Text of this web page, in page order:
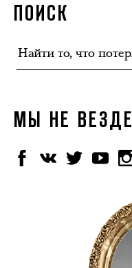
ПОИСК
МЫ НЕ ВЕЗДЕ